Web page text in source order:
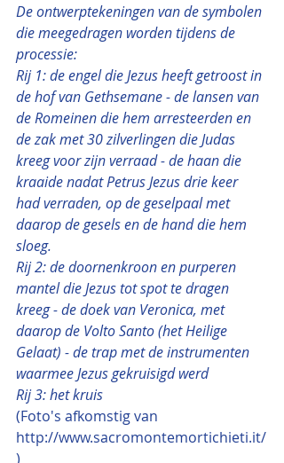
De ontwerptekeningen van de symbolen
die meegedragen worden tijdens de
processie:
Rij 1: de engel die Jezus heeft getroost in
de hof van Gethsemane - de lansen van
de Romeinen die hem arresteerden en
de zak met 30 zilverlingen die Judas
kreeg voor zijn verraad - de haan die
kraaide nadat Petrus Jezus drie keer
had verraden, op de geselpaal met
daarop de gesels en de hand die hem
sloeg.
Rij 2: de doornenkroon en purperen
mantel die Jezus tot spot te dragen
kreeg - de doek van Veronica, met
daarop de Volto Santo (het Heilige
Gelaat) - de trap met de instrumenten
waarmee Jezus gekruisigd werd
Rij 3: het kruis
(Foto's afkomstig van
http://www.sacromontemortichieti.it/
)